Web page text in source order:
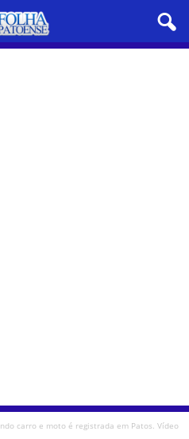
carro e moto é registrada em Patos. Vídeo